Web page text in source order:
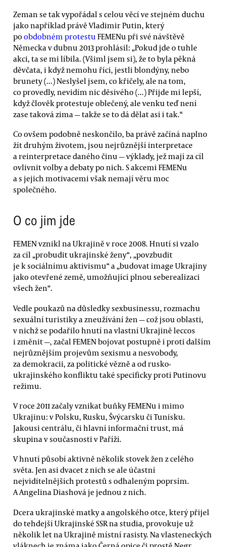
Zeman se tak vypořádal s celou věcí ve stejném duchu
jako například právě Vladimir Putin, který
poobdobném protestu FEMENu při své návštěvě
Německa v dubnu 2013 prohlásil: „Pokud jde o tuhle
akci, ta se mi líbila. (Všiml jsem si), že to byla pěkná
děvčata, i když nemohu říci, jestli blondýny, nebo
brunety (...) Neslyšel jsem, co křičely, ale na tom,
co provedly, nevidím nic děsivého (...) Přijde mi lepší,
když člověk protestuje oblečený, ale venku teď není
zase taková zima — takže se to dá dělat asi i tak.“
Co ovšem podobně neskončilo, ba právě začíná naplno
žít druhým životem, jsou nejrůznější interpretace
a reinterpretace daného činu — výklady, jež mají za cíl
ovlivnit volby a debaty po nich. S akcemi FEMENu
a s jejich motivacemi však nemají věru moc
společného.
O co jim jde
FEMEN vznikl na Ukrajině v roce 2008. Hnutí si vzalo
za cíl „probudit ukrajinské ženy“, „povzbudit
je k sociálnímu aktivismu“ a „budovat image Ukrajiny
jako otevřené země, umožňující plnou seberealizaci
všech žen“.
Vedle poukazů na důsledky sexbusinessu, rozmachu
sexuální turistiky a zneužívání žen — což jsou oblasti,
v nichž se podařilo hnutí na vlastní Ukrajině leccos
i změnit —, začal FEMEN bojovat postupně i proti dalším
nejrůznějším projevům sexismu a nesvobody,
za demokracii, za politické vězně a od rusko-
ukrajinského konfliktu také specificky proti Putinovu
režimu.
V roce 2011 začaly vznikat buňky FEMENu i mimo
Ukrajinu: v Polsku, Rusku, Švýcarsku či Tunisku.
Jakousi centrálu, či hlavní informační trust, má
skupina v současnosti v Paříži.
V hnutí působí aktivně několik stovek žen z celého
světa. Jen asi dvacet z nich se ale účastní
nejviditelnějších protestů s odhaleným poprsím.
A Angelina Diashová je jednou z nich.
Dcera ukrajinské matky a angolského otce, který přijel
do tehdejší Ukrajinské SSR na studia, provokuje už
několik let na Ukrajině místní rasisty. Na vlasteneckých